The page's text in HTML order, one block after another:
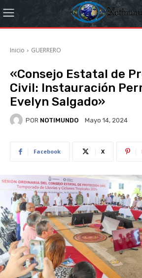
Inicio GUERRERO
«Consejo Estatal de
Civil: Instauración
Evelyn Salgado»
POR NOTIMUNDO Mayo 14, 2024
Facebook X